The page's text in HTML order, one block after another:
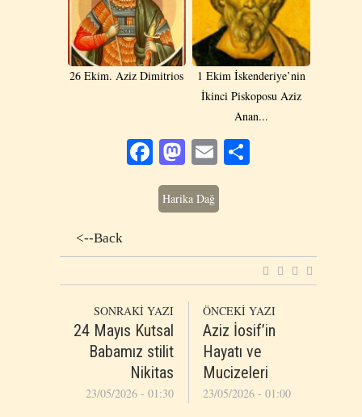
26 Ekim. Aziz Dimitrios
1 Ekim İskenderiye’nin
İkinci Piskoposu Aziz
Anan...
Facebook
Mastodon
Email
Harika Dağ
<--Back
SONRAKİ YAZI
24 Mayıs Kutsal
Babamız stilit
Nikitas
23/05/2026 - 01:30
ÖNCEKİ YAZI
Aziz İosif’in
Hayatı ve
Mucizeleri
23/05/2026 - 01:00